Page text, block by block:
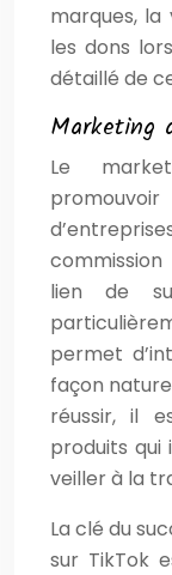
marques,
les dons
détaillé de
Marketing
Le
lien de
permet
façon
réussir, il
produits
veiller à la
La clé du
sur TikTok